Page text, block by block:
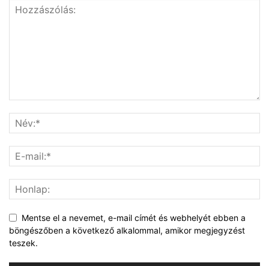
Mentse el a nevemet, e-mail címét és webhelyét ebben a
böngészőben a következő alkalommal, amikor megjegyzést
teszek.